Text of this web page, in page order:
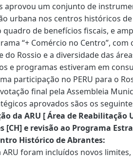
aprovou um conjunto de
urbana nos centros históricos
quadro de benefícios fiscais, e
“+ Comércio no Centro”, com
do Rossio e a diversidade das
e programas estiveram em
participação no PERU para o
final pela Assembleia
aprovados sãos os
da ARU [ Área de Reabilitação
[CH] e revisão ao Programa
Histórico de Abrantes:
foram incluídos novos